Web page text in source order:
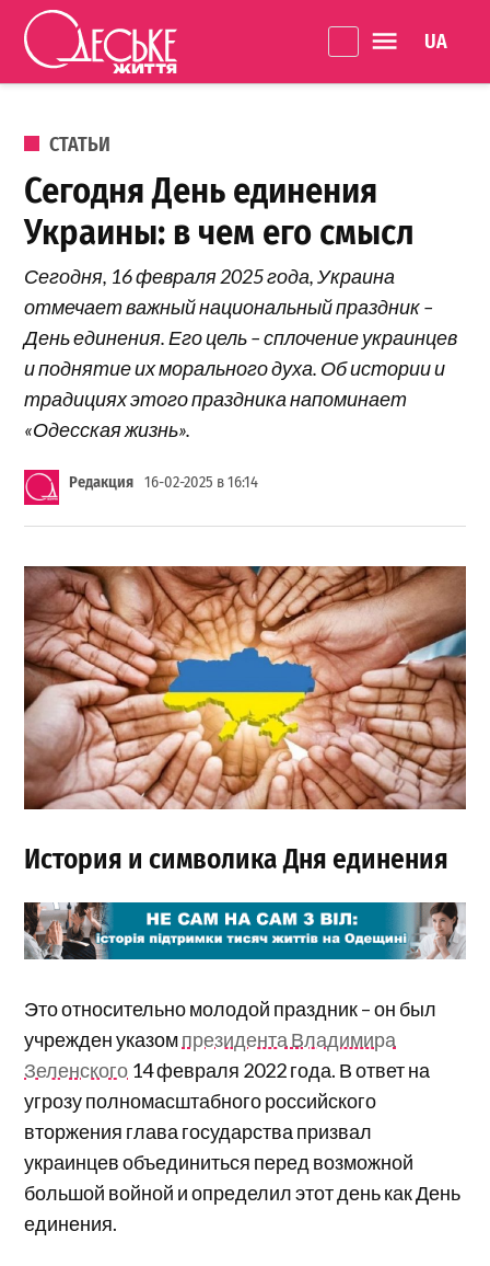
Перейти к содержанию
життя
ОПУБЛИКОВАНО В
СТАТЬИ
Сегодня День единения
Украины: в чем его смысл
Сегодня, 16 февраля 2025 года, Украина
отмечает важный национальный праздник –
День единения. Его цель – сплочение украинцев
и поднятие их морального духа. Об истории и
традициях этого праздника напоминает
«Одесская жизнь».
Редакция 16-02-2025 в 16:14
История и символика Дня единения
Это относительно молодой праздник – он был
учрежден указомпрезидента Владимира
Зеленского 14 февраля 2022 года. В ответ на
угрозу полномасштабного российского
вторжения глава государства призвал
украинцев объединиться перед возможной
большой войной и определил этот день как День
единения.